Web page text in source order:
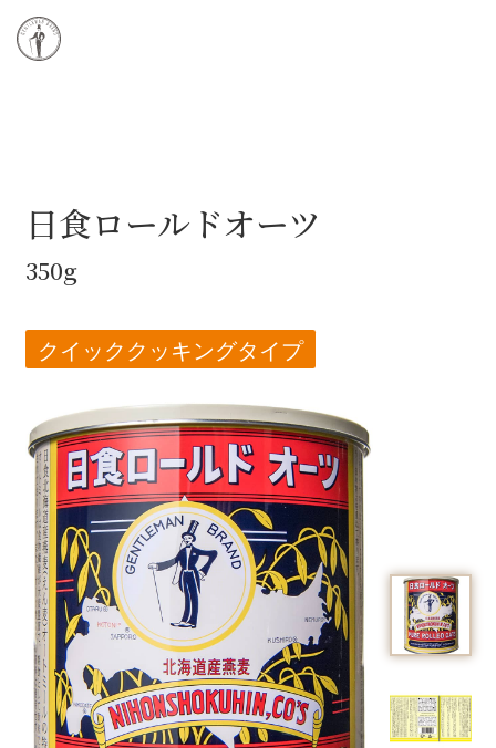
日食ロールドオーツ
350g
クイッククッキングタイプ